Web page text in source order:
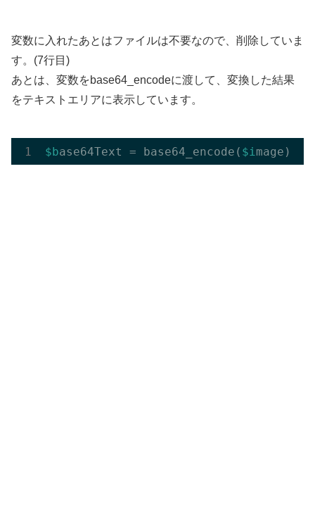
変数に入れたあとはファイルは不要なので、削除していま
す。(7行目)
あとは、変数をbase64_encodeに渡して、変換した結果
をテキストエリアに表示しています。
$base64Text = base64_encode( $i